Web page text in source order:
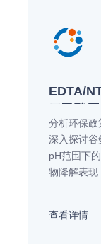
EDTA/
配方中
分析环保政
深入探讨
pH范围下
物降解表现
查看详情